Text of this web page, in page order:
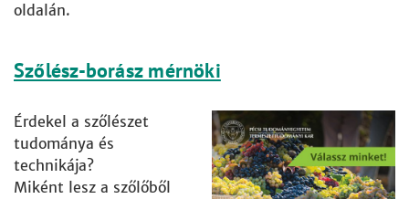
oldalán.
Szőlész-borász mérnöki
Érdekel a szőlészet
tudománya és
technikája?
Miként lesz a szőlőből